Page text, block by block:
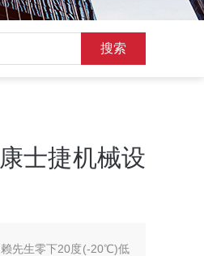
士捷机械设
先生零下20度(-20℃)低